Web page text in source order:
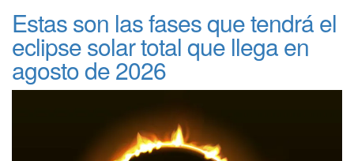
Estas son las fases que tendrá el
eclipse solar total que llega en
agosto de 2026